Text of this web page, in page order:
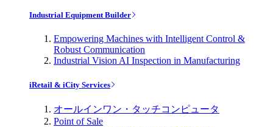
Industrial Equipment Builder
Empowering Machines with Intelligent Control &
Robust Communication
Industrial Vision AI Inspection in Manufacturing
iRetail & iCity Services
オールインワン・タッチコンピュータ
Point of Sale